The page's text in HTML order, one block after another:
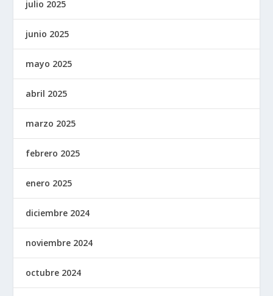
julio 2025
junio 2025
mayo 2025
abril 2025
marzo 2025
febrero 2025
enero 2025
diciembre 2024
noviembre 2024
octubre 2024